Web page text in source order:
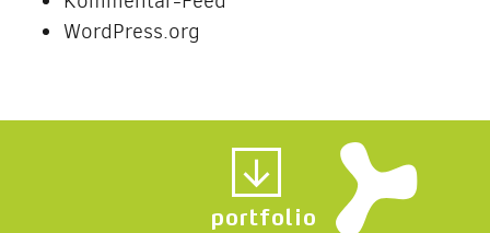
WordPress.org
portfolio